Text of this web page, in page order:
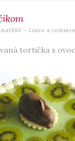
Leave a
tortička s